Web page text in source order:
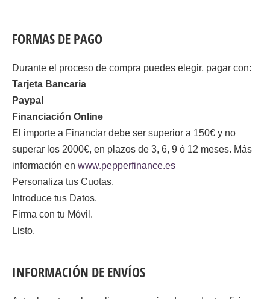
FORMAS DE PAGO
Durante el proceso de compra puedes elegir, pagar con:
Tarjeta Bancaria
Paypal
Financiación Online
El importe a Financiar debe ser superior a 150€ y no
superar los 2000€, en plazos de 3, 6, 9 ó 12 meses. Más
información en www.pepperfinance.es
Personaliza tus Cuotas.
Introduce tus Datos.
Firma con tu Móvil.
Listo.
INFORMACIÓN DE ENVÍOS